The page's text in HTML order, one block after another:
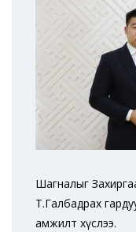
Шагналыг
Т.Галбадрах
амжилт хүслээ.